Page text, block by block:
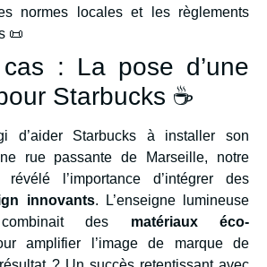
normes locales et les règlements
📜
: La pose d’une
Starbucks ☕
d’aider Starbucks à installer son
rue passante de Marseille, notre
l’importance d’intégrer des
innovants. L’enseigne lumineuse
des matériaux éco-
amplifier l’image de marque de